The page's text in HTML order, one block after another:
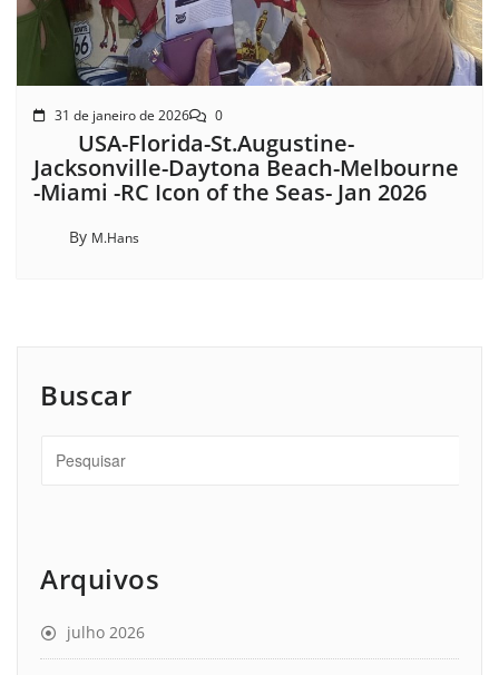
31 de janeiro de 2026 0
USA-Florida-St.Augustine-
Jacksonville-Daytona Beach-Melbourne
-Miami -RC Icon of the Seas- Jan 2026
By M.Hans
Buscar
Arquivos
julho 2026